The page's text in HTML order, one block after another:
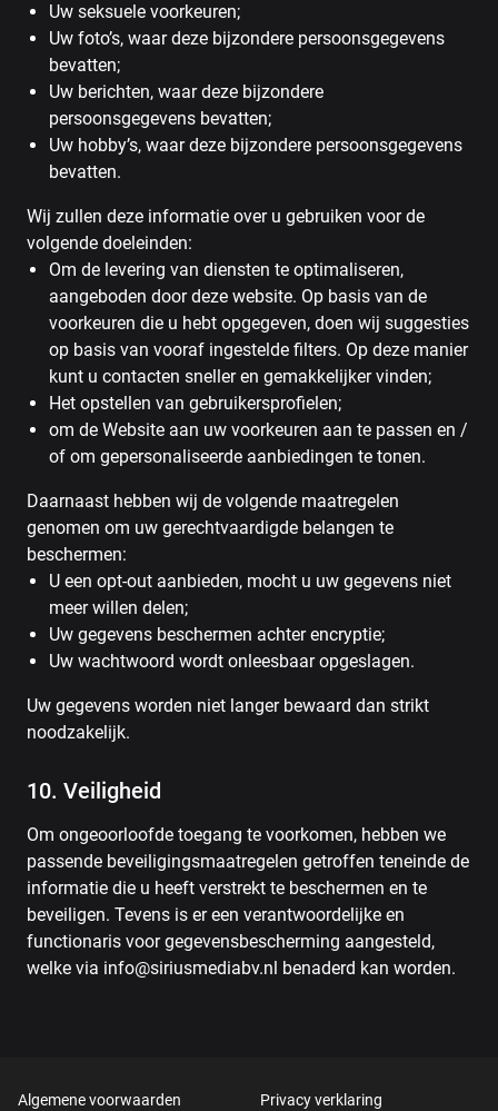
Uw seksuele voorkeuren;
Uw foto’s, waar deze bijzondere persoonsgegevens
bevatten;
Uw berichten, waar deze bijzondere
persoonsgegevens bevatten;
Uw hobby’s, waar deze bijzondere persoonsgegevens
bevatten.
Wij zullen deze informatie over u gebruiken voor de
volgende doeleinden:
Om de levering van diensten te optimaliseren,
aangeboden door deze website. Op basis van de
voorkeuren die u hebt opgegeven, doen wij suggesties
op basis van vooraf ingestelde filters. Op deze manier
kunt u contacten sneller en gemakkelijker vinden;
Het opstellen van gebruikersprofielen;
om de Website aan uw voorkeuren aan te passen en /
of om gepersonaliseerde aanbiedingen te tonen.
Daarnaast hebben wij de volgende maatregelen
genomen om uw gerechtvaardigde belangen te
beschermen:
U een opt-out aanbieden, mocht u uw gegevens niet
meer willen delen;
Uw gegevens beschermen achter encryptie;
Uw wachtwoord wordt onleesbaar opgeslagen.
Uw gegevens worden niet langer bewaard dan strikt
noodzakelijk.
10. Veiligheid
Om ongeoorloofde toegang te voorkomen, hebben we
passende beveiligingsmaatregelen getroffen teneinde de
informatie die u heeft verstrekt te beschermen en te
beveiligen. Tevens is er een verantwoordelijke en
functionaris voor gegevensbescherming aangesteld,
welke via info@siriusmediabv.nl benaderd kan worden.
Algemene voorwaarden Privacy verklaring